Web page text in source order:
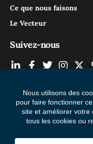
Ce que nous faisons
Le Vecteur
Suivez-nous